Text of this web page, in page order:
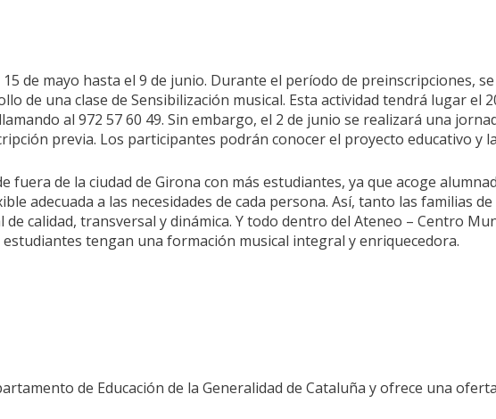
de mayo hasta el 9 de junio. Durante el período de preinscripciones,
de una clase de Sensibilización musical. Esta actividad tendrá lugar el
al 972 57 60 49. Sin embargo, el 2 de junio se realizará una
previa. Los participantes podrán conocer el proyecto educativo y
fuera de la ciudad de Girona con más estudiantes, ya que acoge
adecuada a las necesidades de cada persona. Así, tanto las familias
calidad, transversal y dinámica. Y todo dentro del Ateneo – Centro
tengan una formación musical integral y enriquecedora.
de Educación de la Generalidad de Cataluña y ofrece una